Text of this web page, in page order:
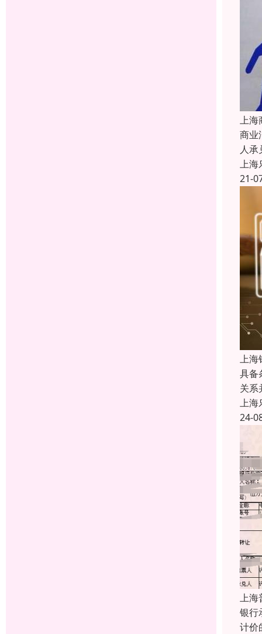
上海
商业
人
上海
21-
上海
具备
关系
上海
24-
上海
银行
计价